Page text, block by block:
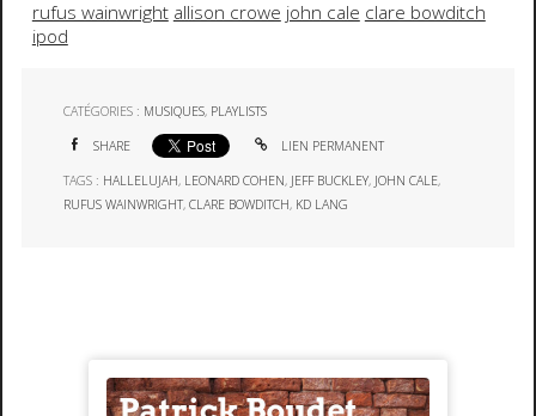
rufus wainwright allison crowe john cale clare bowditch
ipod
CATÉGORIES : MUSIQUES, PLAYLISTS
SHARE LIEN PERMANENT
TAGS : HALLELUJAH, LEONARD COHEN, JEFF BUCKLEY, JOHN CALE,
RUFUS WAINWRIGHT,CLARE BOWDITCH, KD LANG